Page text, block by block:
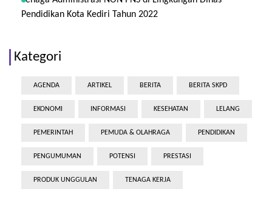
Pendidikan Kota Kediri Tahun 2022
Kategori
AGENDA ARTIKEL BERITA BERITA SKPD
EKONOMI INFORMASI KESEHATAN LELANG
PEMERINTAH PEMUDA & OLAHRAGA PENDIDIKAN
PENGUMUMAN POTENSI PRESTASI
PRODUK UNGGULAN TENAGA KERJA